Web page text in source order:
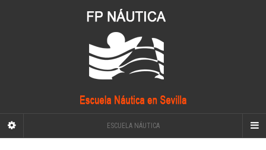
ESCUELA NÁUTICA